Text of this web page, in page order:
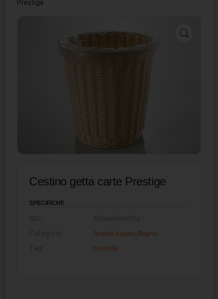
Prestige
Cestino getta carte Prestige
SPECIFICHE
Arredo bagno Bagno
fas-italia